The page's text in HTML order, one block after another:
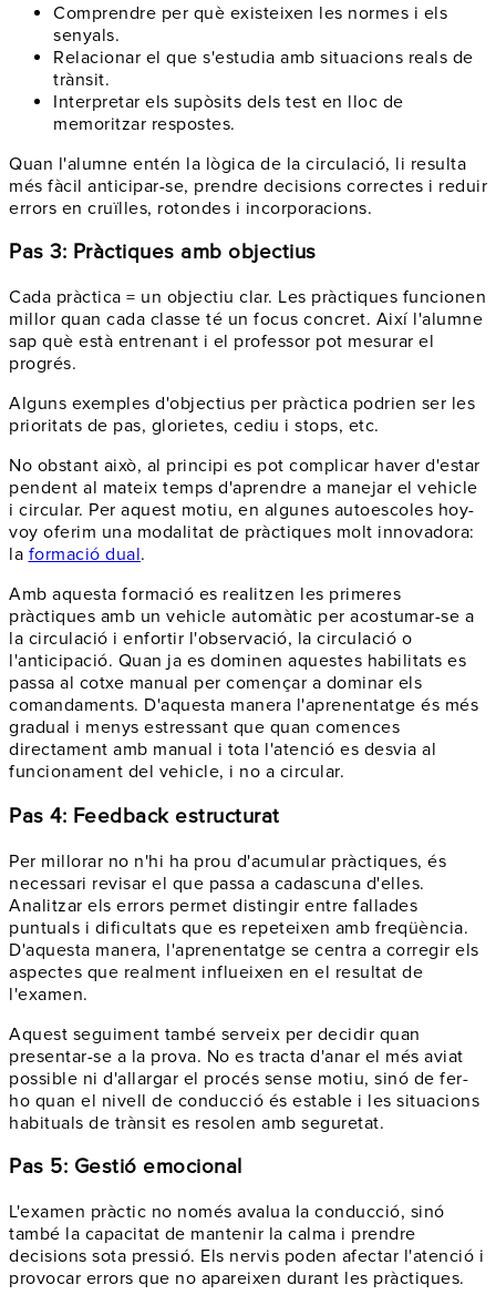
Comprendre per què existeixen les normes i els
senyals.
Relacionar el que s'estudia amb situacions reals de
trànsit.
Interpretar els supòsits dels test en lloc de
memoritzar respostes.
Quan l'alumne entén la lògica de la circulació, li resulta
més fàcil anticipar-se, prendre decisions correctes i reduir
errors en cruïlles, rotondes i incorporacions.
Pas 3: Pràctiques amb objectius
Cada pràctica = un objectiu clar. Les pràctiques funcionen
millor quan cada classe té un focus concret. Així l'alumne
sap què està entrenant i el professor pot mesurar el
progrés.
Alguns exemples d'objectius per pràctica podrien ser les
prioritats de pas, glorietes, cediu i stops, etc.
No obstant això, al principi es pot complicar haver d'estar
pendent al mateix temps d'aprendre a manejar el vehicle
i circular. Per aquest motiu, en algunes autoescoles hoy-
voy oferim una modalitat de pràctiques molt innovadora:
la formació dual.
Amb aquesta formació es realitzen les primeres
pràctiques amb un vehicle automàtic per acostumar-se a
la circulació i enfortir l'observació, la circulació o
l'anticipació. Quan ja es dominen aquestes habilitats es
passa al cotxe manual per començar a dominar els
comandaments. D'aquesta manera l'aprenentatge és més
gradual i menys estressant que quan comences
directament amb manual i tota l'atenció es desvia al
funcionament del vehicle, i no a circular.
Pas 4: Feedback estructurat
Per millorar no n'hi ha prou d'acumular pràctiques, és
necessari revisar el que passa a cadascuna d'elles.
Analitzar els errors permet distingir entre fallades
puntuals i dificultats que es repeteixen amb freqüència.
D'aquesta manera, l'aprenentatge se centra a corregir els
aspectes que realment influeixen en el resultat de
l'examen.
Aquest seguiment també serveix per decidir quan
presentar-se a la prova. No es tracta d'anar el més aviat
possible ni d'allargar el procés sense motiu, sinó de fer-
ho quan el nivell de conducció és estable i les situacions
habituals de trànsit es resolen amb seguretat.
Pas 5: Gestió emocional
L'examen pràctic no només avalua la conducció, sinó
també la capacitat de mantenir la calma i prendre
decisions sota pressió. Els nervis poden afectar l'atenció i
provocar errors que no apareixen durant les pràctiques.